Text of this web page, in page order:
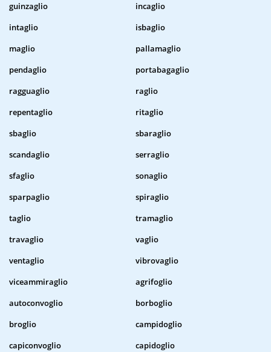
guinzaglio
incaglio
intaglio
isbaglio
maglio
pallamaglio
pendaglio
portabagaglio
ragguaglio
raglio
repentaglio
ritaglio
sbaglio
sbaraglio
scandaglio
serraglio
sfaglio
sonaglio
sparpaglio
spiraglio
taglio
tramaglio
travaglio
vaglio
ventaglio
vibrovaglio
viceammiraglio
agrifoglio
autoconvoglio
borboglio
broglio
campidoglio
capiconvoglio
capidoglio